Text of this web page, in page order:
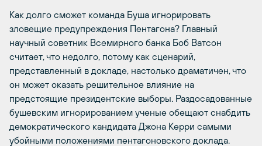
Как долго сможет команда Буша игнорировать
зловещие предупреждения Пентагона? Главный
научный советник Всемирного банка Боб Ватсон
считает, что недолго, потому как сценарий,
представленный в докладе, настолько драматичен, что
он может оказать решительное влияние на
предстоящие президентские выборы. Раздосадованные
бушевским игнорированием ученые обещают снабдить
демократического кандидата Джона Керри самыми
убойными положениями пентагоновского доклада.